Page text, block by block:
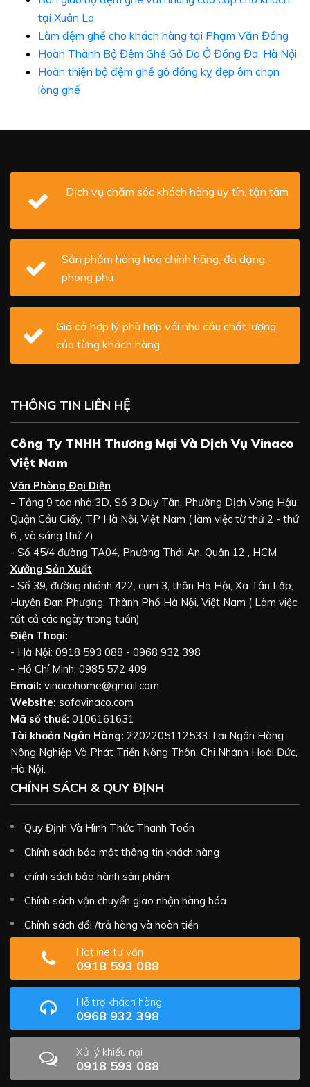
tại Xuân La
Làm đệm ghế cho khách hàng tại Phạm Văn Đồng
Hoàn Thành Bộ Đệm Ghế Gỗ Da Ở Đống Đa, Hà Nội
Hoàn thiện bộ đệm ghế gỗ đồng kỵ đẹp ôm chọn
lòng ghế
Dịch vụ chăm sóc khách hàng uy tín, tận tâm
Sản phẩm hàng hóa chính hãng, đa dạng,
phong phú
Giá cả hợp lý phù hợp với nhu cầu chất lượng
của từng khách hàng
THÔNG TIN LIÊN HỆ
Công Ty TNHH Thương Mại Và Dịch Vụ Vinaco
Việt Nam
Văn Phòng Đại Diện
- Tầng 9 tòa nhà 3D, Số 3 Duy Tân, Phường Dịch Vọng Hậu,
Quận Cầu Giấy, TP Hà Nội, Việt Nam ( làm việc từ thứ 2 - thứ
6 , và sáng thứ 7)
- Số 45/4 đường TA04, Phường Thới An, Quận 12 , HCM
Xưởng Sản Xuất
- Số 39, đường nhánh 422, cụm 3, thôn Hạ Hội, Xã Tân Lập,
Huyện Đan Phượng, Thành Phố Hà Nội, Việt Nam ( Làm việc
tất cả các ngày trong tuần)
Điện Thoại:
- Hà Nội: 0918 593 088 - 0968 932 398
- Hồ Chí Minh: 0985 572 409
Email: vinacohome@gmail.com
Website: sofavinaco.com
Mã số thuế: 0106161631
Tài khoản Ngân Hàng: 2202205112533 Tại Ngân Hàng
Nông Nghiệp Và Phát Triển Nông Thôn, Chi Nhánh Hoài Đức,
Hà Nội.
CHÍNH SÁCH & QUY ĐỊNH
Quy Định Và Hình Thức Thanh Toán
Chính sách bảo mật thông tin khách hàng
chính sách bảo hành sản phẩm
Chính sách vận chuyển giao nhận hàng hóa
Chính sách đổi /trả hàng và hoàn tiền
Hotline tư vấn
0918 593 088
Hỗ trợ khách hàng
0968 932 398
Xử lý khiếu nại
0918 593 088